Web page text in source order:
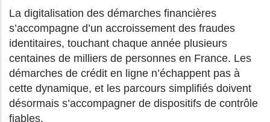
La digitalisation des démarches financières
s’accompagne d’un accroissement des fraudes
identitaires, touchant chaque année plusieurs
centaines de milliers de personnes en France. Les
démarches de crédit en ligne n’échappent pas à
cette dynamique, et les parcours simplifiés doivent
désormais s’accompagner de dispositifs de contrôle
fiables.